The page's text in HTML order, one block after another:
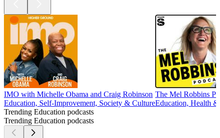
IMO with Michelle Obama and Craig Robinson
Education, Self-Improvement, Society & Culture
The Mel Robbins
Education, Health
Trending Education podcasts
Trending Education podcasts